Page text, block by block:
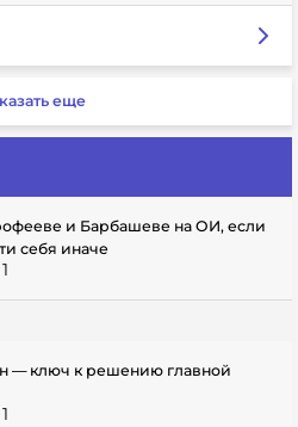
еще
и Барбашеве на ОИ, если
себя иначе
1
— ключ к решению главной
1